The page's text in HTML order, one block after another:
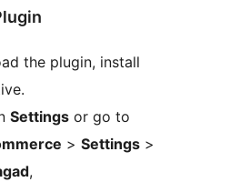
the plugin, install
Settings or go to
> Settings >
,